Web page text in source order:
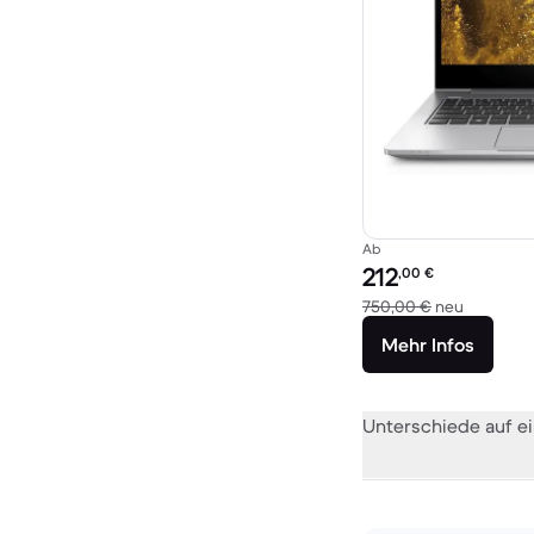
Ab
Preis des erneuerten
212,00 €
750,00 € neu
Mehr Infos
Unterschiede auf